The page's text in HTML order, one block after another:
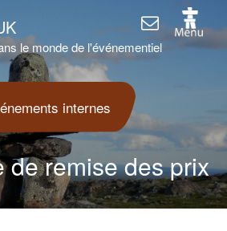
le monde de l'événementiel
internes
de remise des prix